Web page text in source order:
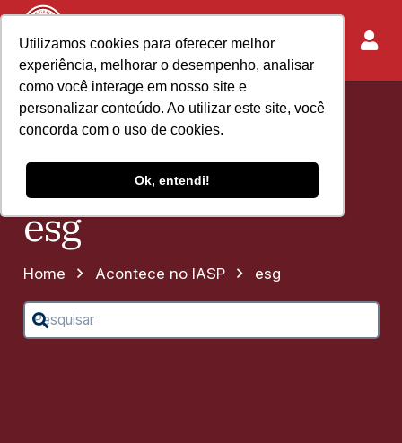
Utilizamos cookies para oferecer melhor
experiência, melhorar o desempenho, analisar
como você interage em nosso site e
personalizar conteúdo. Ao utilizar este site, você
concorda com o uso de cookies.
Ok, entendi!
esg
Home Acontece no IASP esg